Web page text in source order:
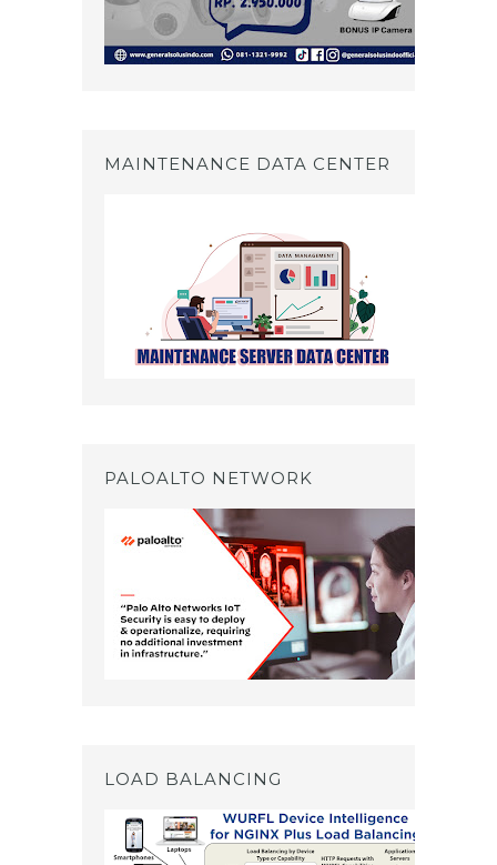
MAINTENANCE DATA CENTER
PALOALTO NETWORK
LOAD BALANCING